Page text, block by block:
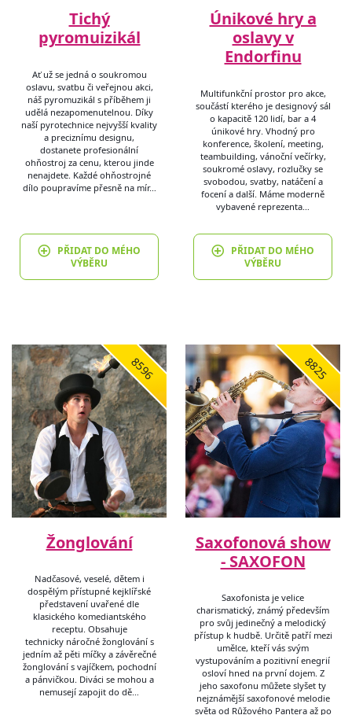
Tichý
pyromuizikál
Ať už se jedná o soukromou
oslavu, svatbu či veřejnou akci,
náš pyromuzikál s příběhem ji
udělá nezapomenutelnou. Díky
naší pyrotechnice nejvyšší kvality
a preciznímu designu,
dostanete profesionální
ohňostroj za cenu, kterou jinde
nenajdete. Každé ohňostrojné
dílo poupravíme přesně na mír…
PŘIDAT DO MÉHO
VÝBĚRU
Únikové hry a
oslavy v
Endorfinu
Multifunkční prostor pro akce,
součástí kterého je designový sál
o kapacitě 120 lidí, bar a 4
únikové hry. Vhodný pro
konference, školení, meeting,
teambuilding, vánoční večírky,
soukromé oslavy, rozlučky se
svobodou, svatby, natáčení a
focení a další. Máme moderně
vybavené reprezenta…
PŘIDAT DO MÉHO
VÝBĚRU
8596
Žonglování
Nadčasové, veselé, dětem i
dospělým přístupné kejklířské
představení uvařené dle
klasického komediantského
receptu. Obsahuje
technicky náročné žonglování s
jedním až pěti míčky a závěrečné
žonglování s vajíčkem, pochodní
a pánvičkou. Diváci se mohou a
nemusejí zapojit do dě…
8825
Saxofonová show
- SAXOFON
Saxofonista je velice
charismatický, známý především
pro svůj jedinečný a melodický
přístup k hudbě. Určitě patří mezi
umělce, kteří vás svým
vystupováním a pozitivní enegrií
osloví hned na první dojem. Z
jeho saxofonu můžete slyšet ty
nejznámější saxofonové melodie
světa od Růžového Pantera až po